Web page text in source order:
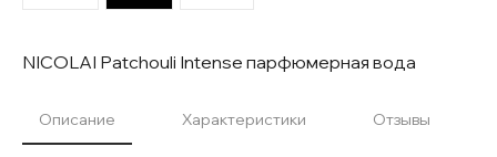
NICOLAI Patchouli Intense парфюмерная вода
Описание Характеристики Отзывы